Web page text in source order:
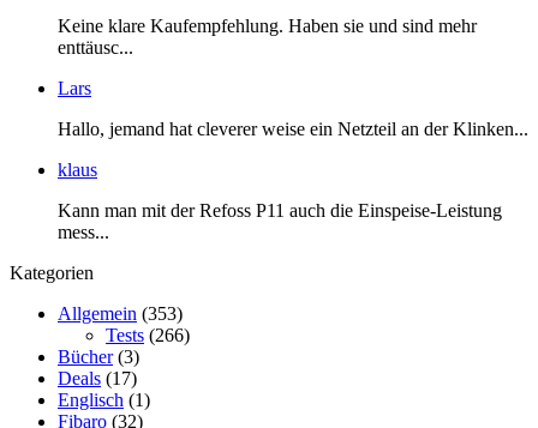
Keine klare Kaufempfehlung. Haben sie und sind mehr
enttäusc...
Lars
Hallo, jemand hat cleverer weise ein Netzteil an der Klinken...
klaus
Kann man mit der Refoss P11 auch die Einspeise-Leistung
mess...
Kategorien
Allgemein (353)
Tests (266)
Bücher(3)
Deals (17)
Englisch (1)
Fibaro (32)